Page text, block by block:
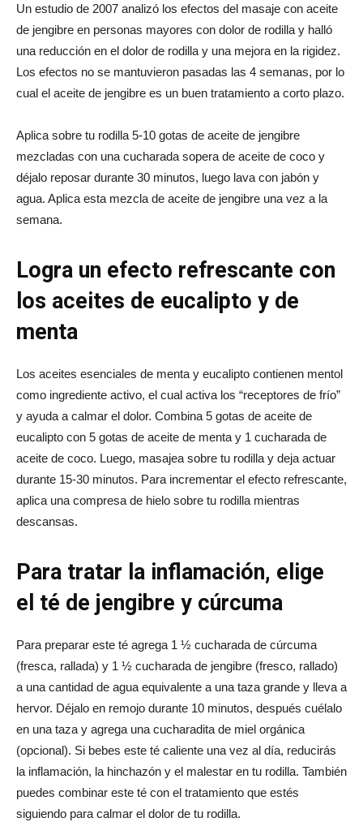
Un estudio de 2007 analizó los efectos del masaje con aceite
de jengibre en personas mayores con dolor de rodilla y halló
una reducción en el dolor de rodilla y una mejora en la rigidez.
Los efectos no se mantuvieron pasadas las 4 semanas, por lo
cual el aceite de jengibre es un buen tratamiento a corto plazo.
Aplica sobre tu rodilla 5-10 gotas de aceite de jengibre
mezcladas con una cucharada sopera de aceite de coco y
déjalo reposar durante 30 minutos, luego lava con jabón y
agua. Aplica esta mezcla de aceite de jengibre una vez a la
semana.
Logra un efecto refrescante con
los aceites de eucalipto y de
menta
Los aceites esenciales de menta y eucalipto contienen mentol
como ingrediente activo, el cual activa los “receptores de frío”
y ayuda a calmar el dolor. Combina 5 gotas de aceite de
eucalipto con 5 gotas de aceite de menta y 1 cucharada de
aceite de coco. Luego, masajea sobre tu rodilla y deja actuar
durante 15-30 minutos. Para incrementar el efecto refrescante,
aplica una compresa de hielo sobre tu rodilla mientras
descansas.
Para tratar la inflamación, elige
el té de jengibre y cúrcuma
Para preparar este té agrega 1 ½ cucharada de cúrcuma
(fresca, rallada) y 1 ½ cucharada de jengibre (fresco, rallado)
a una cantidad de agua equivalente a una taza grande y lleva a
hervor. Déjalo en remojo durante 10 minutos, después cuélalo
en una taza y agrega una cucharadita de miel orgánica
(opcional). Si bebes este té caliente una vez al día, reducirás
la inflamación, la hinchazón y el malestar en tu rodilla. También
puedes combinar este té con el tratamiento que estés
siguiendo para calmar el dolor de tu rodilla.